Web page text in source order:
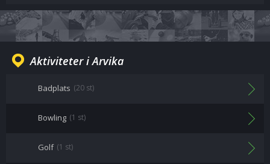
Aktiviteter i Arvika
Badplats (20 st)
Bowling (1 st)
Golf (1 st)